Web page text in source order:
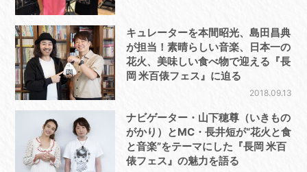
キュレーターを本間昭光、島田昌典
が担当！素晴らしい音楽、日本一の
花火、美味しい食べ物で迎える『長
岡 米百俵フェス』に迫る
2018.09.13
ナビゲーター・山下穂尊（いきもの
がかり）とMC・長井短が“花火と食
と音楽”をテーマにした『長岡 米百
俵フェス』の魅力を語る